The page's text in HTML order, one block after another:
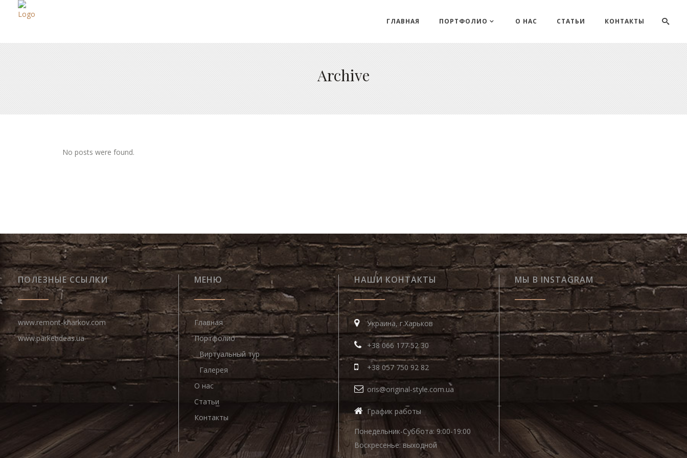
ГЛАВНАЯ ПОРТФОЛИО О НАС СТАТЬИ КОНТАКТЫ
Archive
No posts were found.
ПОЛЕЗНЫЕ ССЫЛКИ
www.remont-kharkov.com
www.parketideas.ua
МЕНЮ
Главная
Портфолио
Виртуальный тур
Галерея
О нас
Статьи
Контакты
НАШИ КОНТАКТЫ
Украина, г.Харьков
+38 066 177 52 30
+38 057 750 92 82
oris@original-style.com.ua
График работы
Понедельник-Суббота: 9:00-19:00
Воскресенье: выходной
МЫ В INSTAGRAM